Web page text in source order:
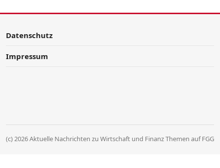
Datenschutz
Impressum
(c) 2026 Aktuelle Nachrichten zu Wirtschaft und Finanz Themen auf FGG